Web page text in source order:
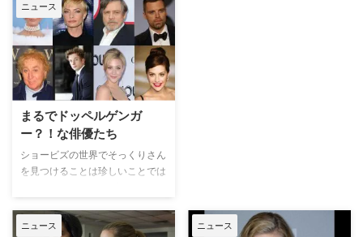
ニュース
まるでドッペルゲンガ
ー？！な俳優たち
ショービズの世界でそっくりさん
を見つけることは珍しいことでは
ン・シプカとマッケナ・グレイス
ニュース ニュース